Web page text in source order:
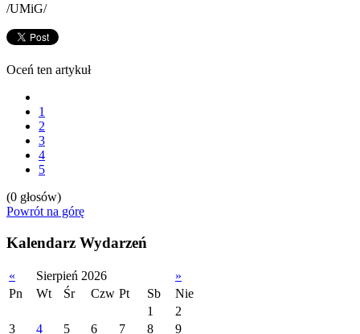
/UMiG/
Oceń ten artykuł
1
2
3
4
5
(0 głosów)
Powrót na górę
Kalendarz Wydarzeń
« Sierpień 2026
»
Pn
Wt Śr Czw Pt Sb
Nie
1
2
3
4 5 6 7 8 9